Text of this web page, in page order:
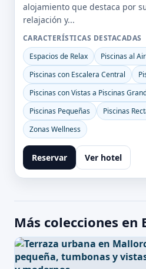
alojamiento que destaca por
relajación y...
CARACTERÍSTICAS DESTACADAS
Espacios de Relax
Piscinas al
Piscinas con Escalera Central
Piscinas con Vistas a Piscinas
Piscinas Pequeñas
Piscinas
Zonas Wellness
Reservar Ver hotel
Más colecciones en